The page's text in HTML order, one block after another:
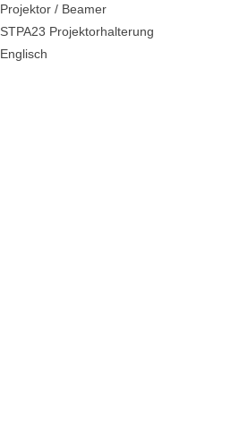
Projektor / Beamer
STPA23 Projektorhalterung
Englisch